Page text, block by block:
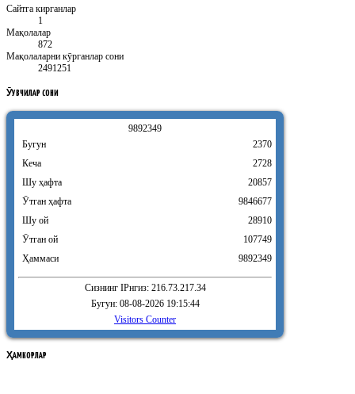
Сайтга кирганлар
1
Мақолалар
872
Мақолаларни кӯрганлар сони
2491251
ӮҚУВЧИЛАРСОНИ
9892349
Бугун
Кеча
Шу ҳафта
Ӯтган ҳафта
Шу ой
Ӯтган ой
Ҳаммаси
2370
2728
20857
9846677
28910
107749
9892349
Сизнинг IPнгиз: 216.73.217.34
Бугун: 08-08-2026 19:15:44
Visitors Counter
ҲАМКОРЛАР